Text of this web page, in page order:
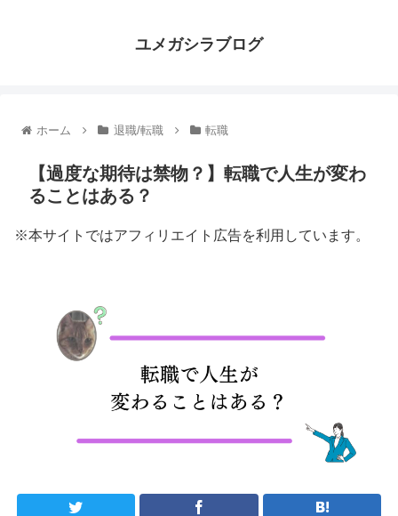
ユメガシラブログ
ホーム 退職/転職 転職
【過度な期待は禁物？】転職で人生が変わ
ることはある？
※本サイトではアフィリエイト広告を利用しています。